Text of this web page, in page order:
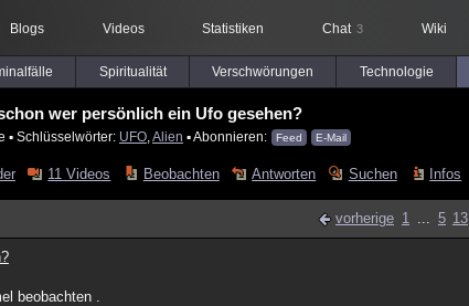
Blogs Videos Statistiken Chat 3 Wiki
Spiritualität Verschwörungen Technologie
wer persönlich ein Ufo gesehen?
▪ Schlüsselwörter: UFO Alien ▪ Abonnieren: Feed E-Mail
11 Videos Beobachten Antworten Suchen Infos
vorherige 1 ... 5 13
beobachten .